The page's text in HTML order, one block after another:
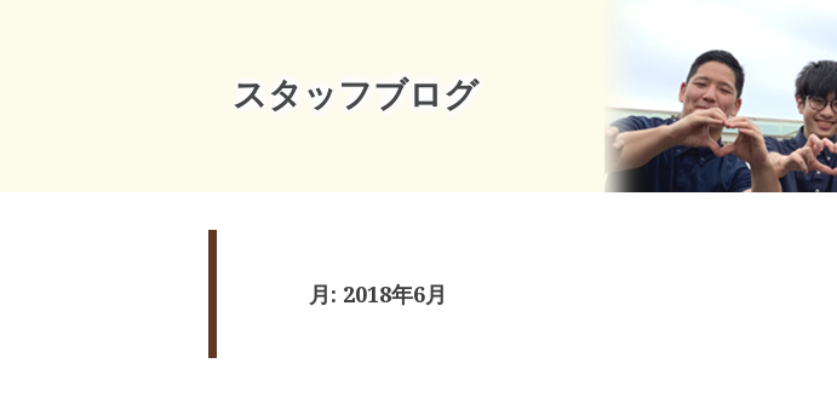
スタッフブログ
月: 2018年6月